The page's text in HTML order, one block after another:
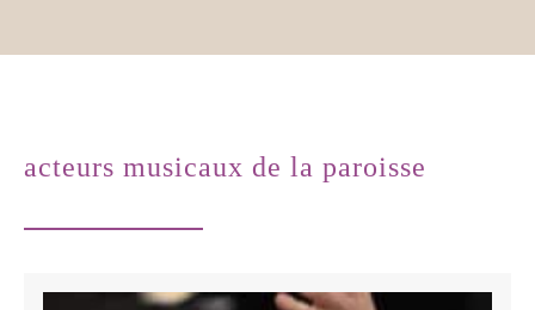
acteurs musicaux de la paroisse